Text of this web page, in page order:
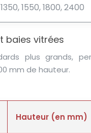
1550, 1800, 2400
baies vitrées
plus grands,
mm de hauteur.
Hauteur (en mm)